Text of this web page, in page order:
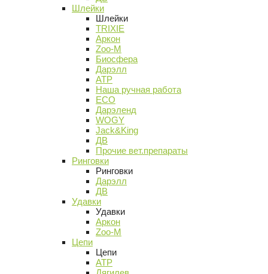
Шлейки
Шлейки
TRIXIE
Аркон
Zoo-M
Биосфера
Дарэлл
АТР
Наша ручная работа
ECO
Дарэленд
WOGY
Jack&King
ДВ
Прочие вет.препараты
Ринговки
Ринговки
Дарэлл
ДВ
Удавки
Удавки
Аркон
Zoo-M
Цепи
Цепи
АТР